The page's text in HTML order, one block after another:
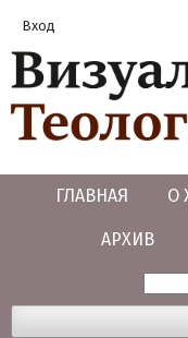
ГЛАВНАЯ О
АРХИВ
Вход